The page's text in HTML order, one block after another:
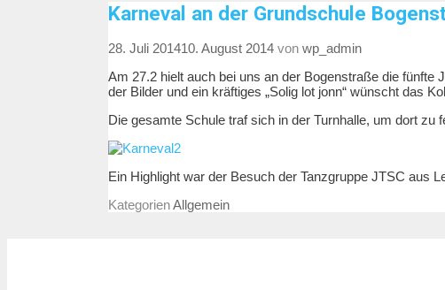
Karneval an der Grundschule
28. Juli 201410. August 2014 von wp_admin
Am 27.2 hielt auch bei uns an der Bogenstraße die
der Bilder und ein kräftiges „Solig lot jonn“ wünscht das
Die gesamte Schule traf sich in der Turnhalle, um dort zu
Ein Highlight war der Besuch der Tanzgruppe JTSC aus
KategorienAllgemein